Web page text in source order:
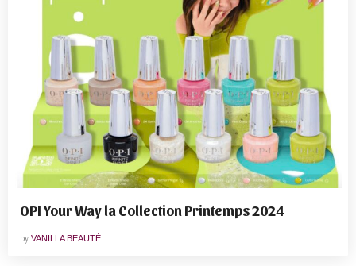
OPI Your Way la Collection Printemps 2024
by VANILLA BEAUTÉ